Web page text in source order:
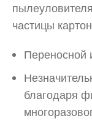
частицы
Переносной
благодаря